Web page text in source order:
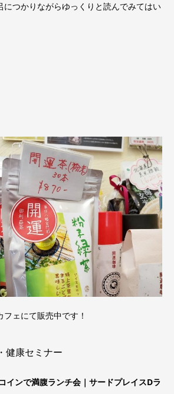
につかりながらゆっくりと読んでみてはい
ェにて販売中です！
健康セミナー
インで満腹ランチ会｜サードプレイスDラ